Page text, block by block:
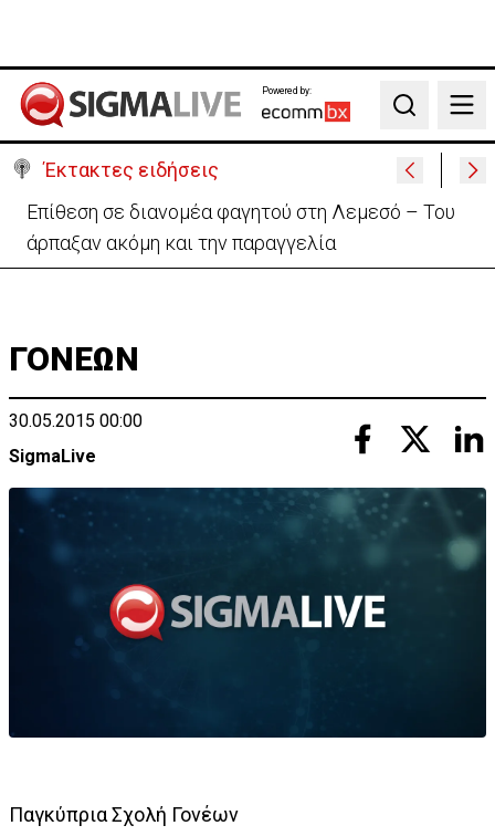
Powered by:
Search
Έκτακτες ειδήσεις
Ιταλία-Ισπανία: Στα άκρα η διπλωματική κόντρα για
το Σένγκεν
ΓΟΝΕΩΝ
30.05.2015 00:00
SigmaLive
Παγκύπρια Σχολή Γονέων